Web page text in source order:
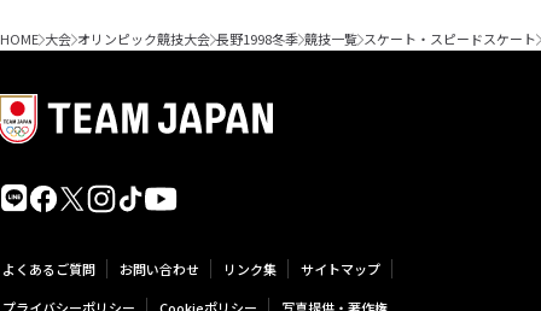
HOME 大会 オリンピック競技大会 長野1998冬季 競技一覧 スケート・スピードスケート
よくあるご質問 お問い合わせ リンク集
サイトマップ
プライバシーポリシー
Cookieポリシー 写真提供・著作権